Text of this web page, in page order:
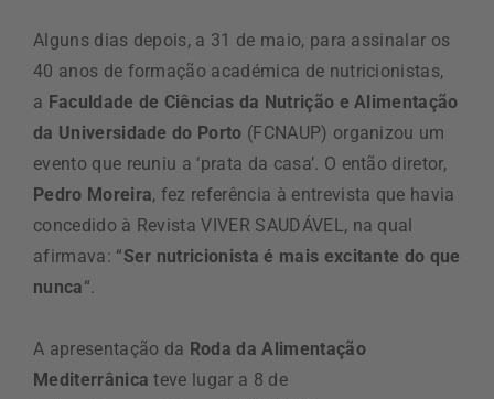
Alguns dias depois, a 31 de maio, para assinalar os
40 anos de formação académica de nutricionistas,
a Faculdade de Ciências da Nutrição e Alimentação
da Universidade do Porto (FCNAUP) organizou um
evento que reuniu a ‘prata da casa’. O então diretor,
Pedro Moreira, fez referência à entrevista que havia
concedido à Revista VIVER SAUDÁVEL, na qual
afirmava: “Ser nutricionista é mais excitante do que
nunca“.
A apresentação da Roda da Alimentação
Mediterrânica teve lugar a 8 de